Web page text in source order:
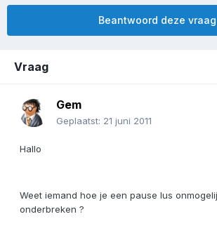
Beantwoord deze vraag
Vraag
Gem
Geplaatst: 21 juni 2011
Hallo
Weet iemand hoe je een pause lus
onderbreken ?